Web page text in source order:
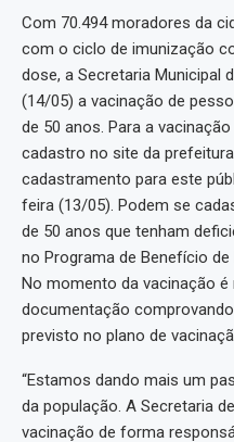
Com 70.494 moradores da
com o ciclo de imunização
dose, a Secretaria Municipal
(14/05) a vacinação de
de 50 anos. Para a
cadastro no site da
cadastramento para este
feira (13/05). Podem se
de 50 anos que tenham
no Programa de Benefício
No momento da vacinação
documentação
previsto no plano de
“Estamos dando mais um
da população. A Secretaria
vacinação de forma